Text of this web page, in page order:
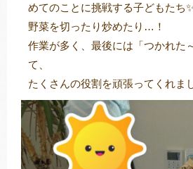
めてのことに挑戦する子どもたち
野菜を切ったり炒めたり…！
作業が多く、最後には「つかれた
て、
たくさんの役割を頑張ってくれま